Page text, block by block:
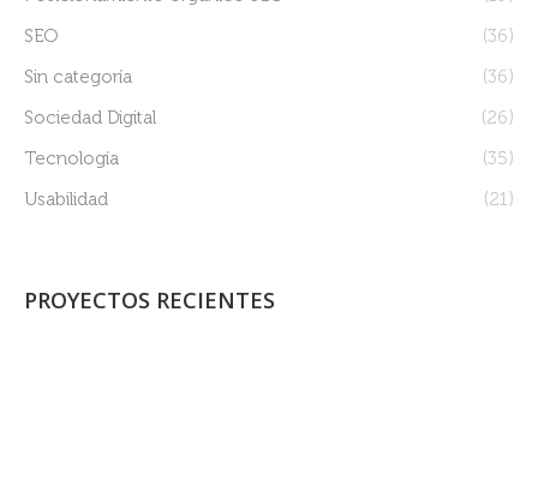
SEO
(36)
Sin categoría
(36)
Sociedad Digital
(26)
Tecnología
(35)
Usabilidad
(21)
PROYECTOS RECIENTES